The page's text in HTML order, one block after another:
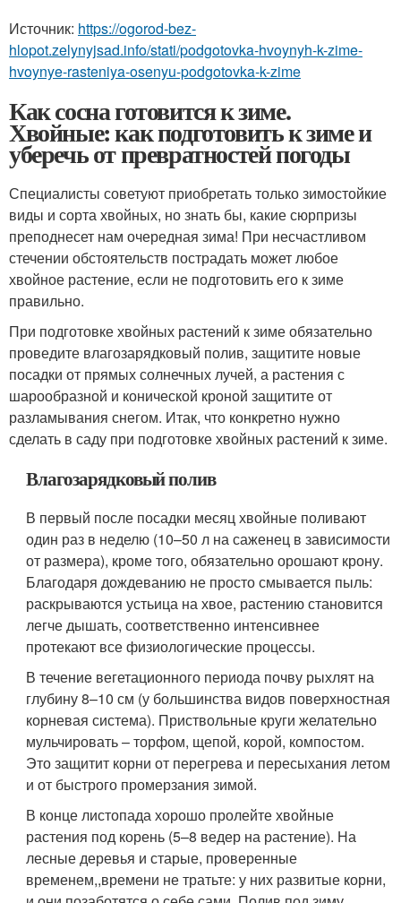
стечении обстоятельств пострадать может любое
хвойное растение, если не подготовить его к зиме
правильно.
При подготовке хвойных растений к зиме обязательно
проведите влагозарядковый полив, защитите новые
посадки от прямых солнечных лучей, а растения с
шарообразной и конической кроной защитите от
разламывания снегом. Итак, что конкретно нужно
сделать в саду при подготовке хвойных растений к зиме.
Влагозарядковый полив
В первый после посадки месяц хвойные поливают
один раз в неделю (10–50 л на саженец в зависимости
от размера), кроме того, обязательно орошают крону.
Благодаря дождеванию не просто смывается пыль:
раскрываются устьица на хвое, растению становится
легче дышать, соответственно интенсивнее
протекают все физиологические процессы.
В течение вегетационного периода почву рыхлят на
глубину 8–10 см (у большинства видов поверхностная
корневая система). Приствольные круги желательно
мульчировать – торфом, щепой, корой, компостом.
Это защитит корни от перегрева и пересыхания летом
и от быстрого промерзания зимой.
В конце листопада хорошо пролейте хвойные
растения под корень (5–8 ведер на растение). На
лесные деревья и старые, проверенные
временем,,времени не тратьте: у них развитые корни,
и они позаботятся о себе сами. Полив под зиму
желателен для всех посадок, сделанных в прошлом и
текущем сезонах; для сортовых экземпляров и
экзотов независимо от времени посадки (есть среди
них и весьма устойчивые, но, если вы начинающий
садовод, легче полить все подряд, чем разбираться –
Крона у хвойных просыпается рано, часто когда корни
еще не могут обеспечить ее влагой из-за мерзлой
почвы. Отсюда обгорание хвои – распространенная в